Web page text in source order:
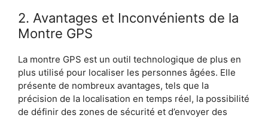
2. Avantages et Inconvénients de la
Montre GPS
La montre GPS est un outil technologique de plus en
plus utilisé pour localiser les personnes âgées. Elle
présente de nombreux avantages, tels que la
précision de la localisation en temps réel, la possibilité
de définir des zones de sécurité et d’envoyer des